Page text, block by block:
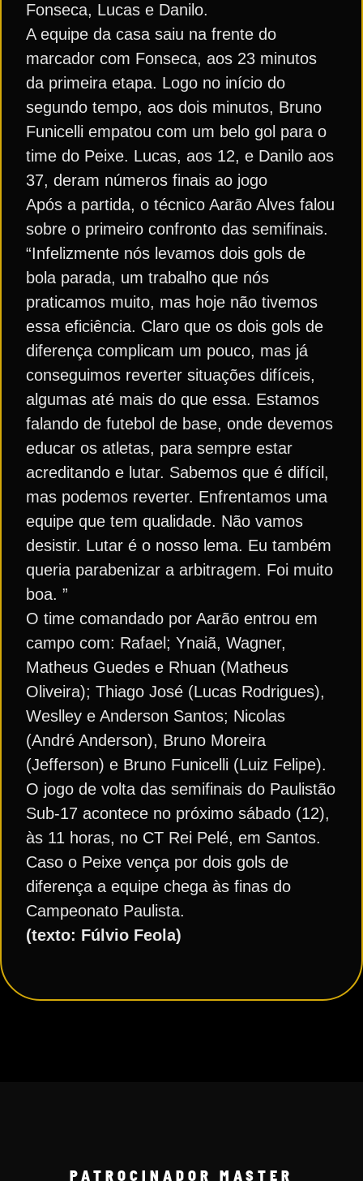
Fonseca, Lucas e Danilo.
A equipe da casa saiu na frente do
marcador com Fonseca, aos 23 minutos
da primeira etapa. Logo no início do
segundo tempo, aos dois minutos, Bruno
Funicelli empatou com um belo gol para o
time do Peixe. Lucas, aos 12, e Danilo aos
37, deram números finais ao jogo
Após a partida, o técnico Aarão Alves falou
sobre o primeiro confronto das semifinais.
“Infelizmente nós levamos dois gols de
bola parada, um trabalho que nós
praticamos muito, mas hoje não tivemos
essa eficiência. Claro que os dois gols de
diferença complicam um pouco, mas já
conseguimos reverter situações difíceis,
algumas até mais do que essa. Estamos
falando de futebol de base, onde devemos
educar os atletas, para sempre estar
acreditando e lutar. Sabemos que é difícil,
mas podemos reverter. Enfrentamos uma
equipe que tem qualidade. Não vamos
desistir. Lutar é o nosso lema. Eu também
queria parabenizar a arbitragem. Foi muito
boa. ”
O time comandado por Aarão entrou em
campo com: Rafael; Ynaiã, Wagner,
Matheus Guedes e Rhuan (Matheus
Oliveira); Thiago José (Lucas Rodrigues),
Weslley e Anderson Santos; Nicolas
(André Anderson), Bruno Moreira
(Jefferson) e Bruno Funicelli (Luiz Felipe).
O jogo de volta das semifinais do Paulistão
Sub-17 acontece no próximo sábado (12),
às 11 horas, no CT Rei Pelé, em Santos.
Caso o Peixe vença por dois gols de
diferença a equipe chega às finas do
Campeonato Paulista.
(texto: Fúlvio Feola)
PATROCINADOR MASTER